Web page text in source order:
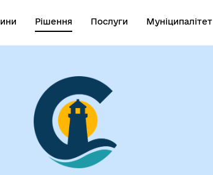
Рішення Послуги Муніципалітет
Герої не вмирають!